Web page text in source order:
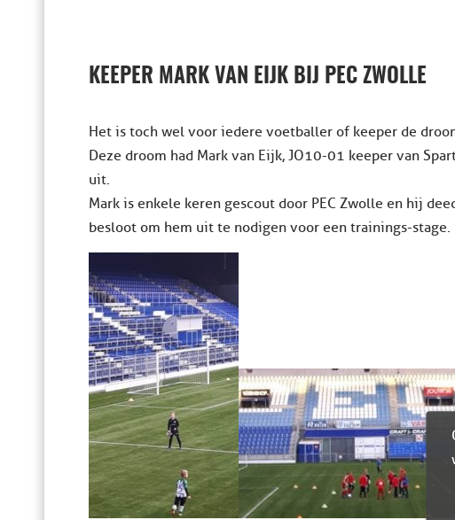
KEEPER MARK VAN EIJK BIJ PEC ZWOLLE
Het is toch wel voor iedere voetballer of keeper de
Deze droom had Mark van Eijk, JO10-01 keeper van
uit.
Mark is enkele keren gescout door PEC Zwolle en hij
besloot om hem uit te nodigen voor een trainings-stage.